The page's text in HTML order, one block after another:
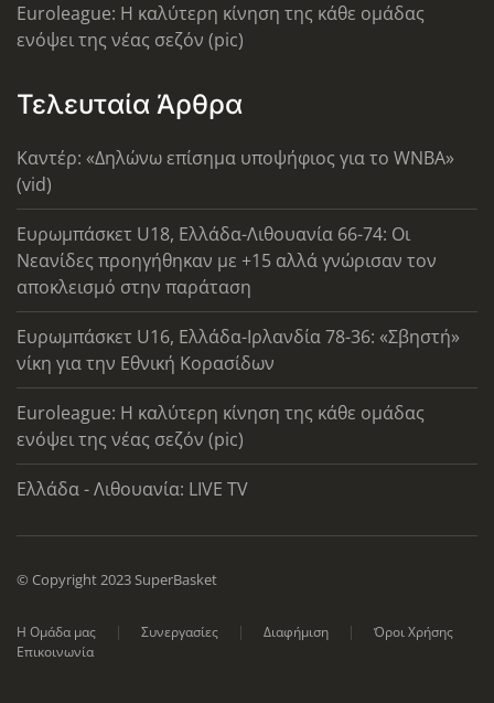
Euroleague: Η καλύτερη κίνηση της κάθε ομάδας
ενόψει της νέας σεζόν (pic)
Τελευταία Άρθρα
Καντέρ: «Δηλώνω επίσημα υποψήφιος για το WNBA»
(vid)
Ευρωμπάσκετ U18, Ελλάδα-Λιθουανία 66-74: Οι
Νεανίδες προηγήθηκαν με +15 αλλά γνώρισαν τον
αποκλεισμό στην παράταση
Ευρωμπάσκετ U16, Ελλάδα-Ιρλανδία 78-36: «Σβηστή»
νίκη για την Εθνική Κορασίδων
Euroleague: Η καλύτερη κίνηση της κάθε ομάδας
ενόψει της νέας σεζόν (pic)
Ελλάδα - Λιθουανία: LIVE TV
© Copyright 2023 SuperBasket
Η Ομάδα μας Συνεργασίες Διαφήμιση
Όροι Χρήσης
Επικοινωνία